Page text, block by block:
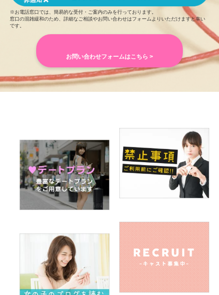
※お電話窓口では、簡易的な受付・ご案内のみを行っております。
窓口の混雑緩和のため、詳細なご相談やお問い合わせはフォームよりいただけますと幸い
です。
お問い合わせフォームはこちら >